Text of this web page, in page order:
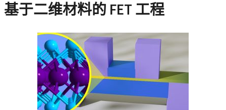
基于二维材料的 FET 工程